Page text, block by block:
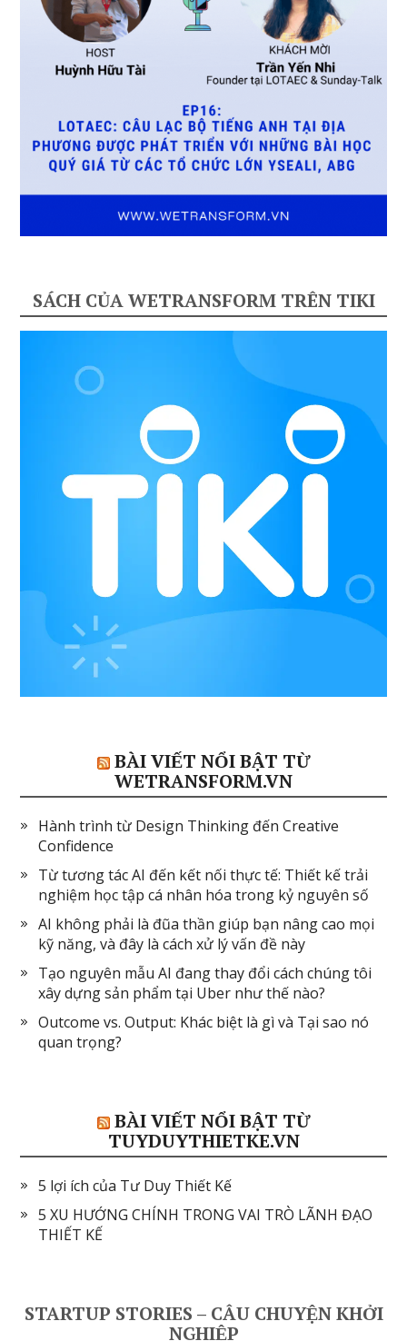
SÁCH CỦA WETRANSFORM TRÊN TIKI
BÀI VIẾT NỔI BẬT TỪ
WETRANSFORM.VN
Hành trình từ Design Thinking đến Creative
Confidence
Từ tương tác AI đến kết nối thực tế: Thiết kế trải
nghiệm học tập cá nhân hóa trong kỷ nguyên số
AI không phải là đũa thần giúp bạn nâng cao mọi
kỹ năng, và đây là cách xử lý vấn đề này
Tạo nguyên mẫu AI đang thay đổi cách chúng tôi
xây dựng sản phẩm tại Uber như thế nào?
Outcome vs. Output: Khác biệt là gì và Tại sao nó
quan trọng?
BÀI VIẾT NỔI BẬT TỪ
TUYDUYTHIETKE.VN
5 lợi ích của Tư Duy Thiết Kế
5 XU HƯỚNG CHÍNH TRONG VAI TRÒ LÃNH ĐẠO
THIẾT KẾ
STARTUP STORIES – CÂU CHUYỆN KHỞI
NGHIỆP